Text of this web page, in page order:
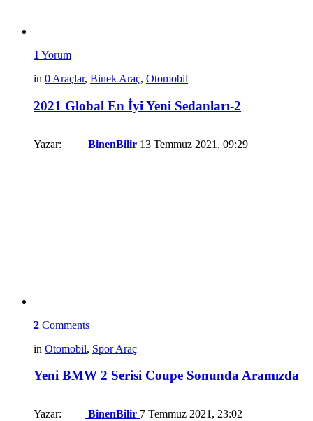
1 Yorum
in 0 Araçlar, Binek Araç, Otomobil
2021 Global En İyi Yeni Sedanları-2
Yazar: BinenBilir 13 Temmuz 2021, 09:29
2 Comments
in Otomobil, Spor Araç
Yeni BMW 2 Serisi Coupe Sonunda Aramızda
Yazar: BinenBilir 7 Temmuz 2021, 23:02